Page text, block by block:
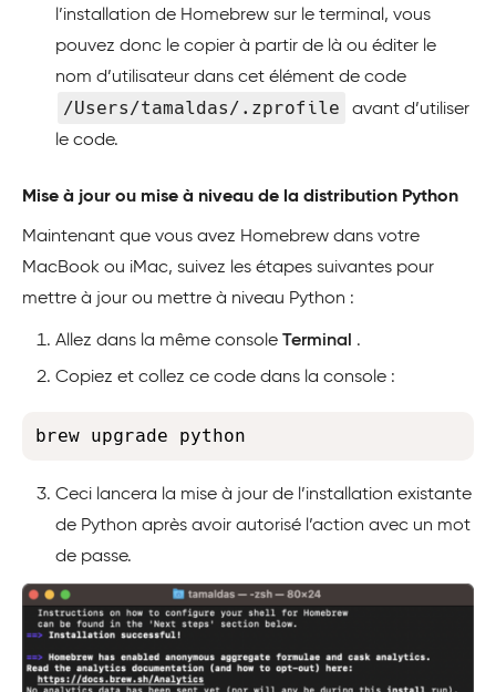
l’installation de Homebrew sur le terminal, vous
pouvez donc le copier à partir de là ou éditer le
nom d’utilisateur dans cet élément de code
/Users/tamaldas/.zprofile
avant d’utiliser
le code.
Mise à jour ou mise à niveau de la distribution Python
Maintenant que vous avez Homebrew dans votre
MacBook ou iMac, suivez les étapes suivantes pour
mettre à jour ou mettre à niveau Python :
Allez dans la même console Terminal .
Copiez et collez ce code dans la console :
brew upgrade python
Ceci lancera la mise à jour de l’installation existante
de Python après avoir autorisé l’action avec un mot
de passe.